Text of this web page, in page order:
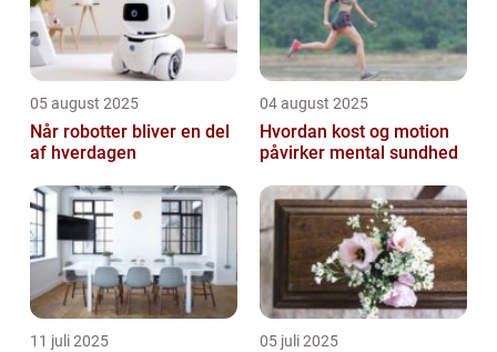
05 august 2025
Når robotter bliver en del
af hverdagen
04 august 2025
Hvordan kost og motion
påvirker mental sundhed
11 juli 2025 05 juli 2025